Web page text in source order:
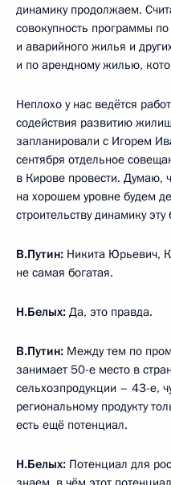
динамику продолжаем.
совокупность программы
и аварийного жилья и
и по арендному жилью,
Неплохо у нас ведётся
содействия развитию
запланировали с Игорем
сентября отдельное
в Кирове провести. Думаю,
на хорошем уровне будем
строительству динамику
В.Путин: Никита Юрьевич,
не самая богатая.
Н.Белых: Да, это правда.
В.Путин: Между тем по
занимает 50-е место в
сельхозпродукции – 43-е,
региональному продукту
есть ещё потенциал.
Н.Белых: Потенциал для